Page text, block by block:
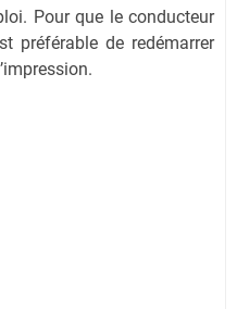
Pour que le conducteur
préférable de redémarrer